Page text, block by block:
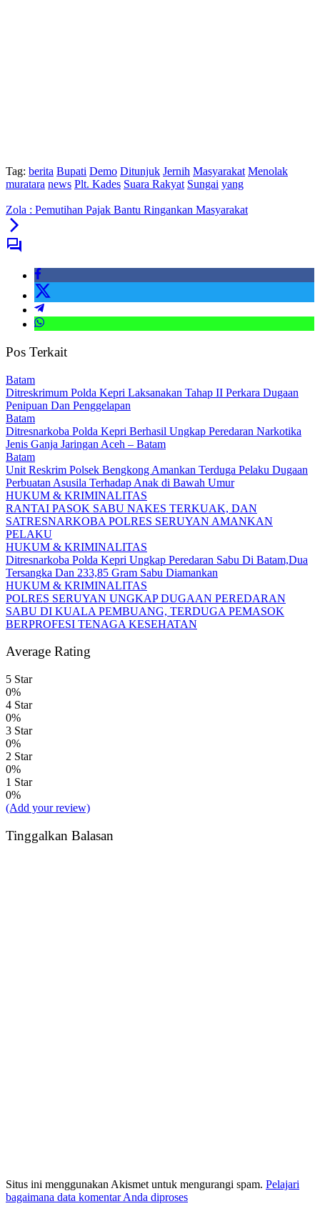
Tag: berita Bupati Demo Ditunjuk Jernih Masyarakat Menolak
muratara news Plt. Kades Suara Rakyat Sungai yang
Zola : Pemutihan Pajak Bantu Ringankan Masyarakat
Pos Terkait
Batam
Ditreskrimum Polda Kepri Laksanakan Tahap II Perkara Dugaan
Penipuan Dan Penggelapan
Batam
Ditresnarkoba Polda Kepri Berhasil Ungkap Peredaran Narkotika
Jenis Ganja Jaringan Aceh – Batam
Batam
Unit Reskrim Polsek Bengkong Amankan Terduga Pelaku Dugaan
Perbuatan Asusila Terhadap Anak di Bawah Umur
HUKUM & KRIMINALITAS
RANTAI PASOK SABU NAKES TERKUAK, DAN
SATRESNARKOBA POLRES SERUYAN AMANKAN
PELAKU
HUKUM & KRIMINALITAS
Ditresnarkoba Polda Kepri Ungkap Peredaran Sabu Di Batam,Dua
Tersangka Dan 233,85 Gram Sabu Diamankan
HUKUM & KRIMINALITAS
POLRES SERUYAN UNGKAP DUGAAN PEREDARAN
SABU DI KUALA PEMBUANG, TERDUGA PEMASOK
BERPROFESI TENAGA KESEHATAN
Average Rating
5 Star
0%
4 Star
0%
3 Star
0%
2 Star
0%
1 Star
0%
(Add your review)
Tinggalkan Balasan
Situs ini menggunakan Akismet untuk mengurangi spam. Pelajari
bagaimana data komentar Anda diproses